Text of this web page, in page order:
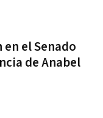
el Senado
de Anabel